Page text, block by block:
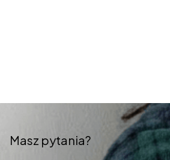
Masz pytania?